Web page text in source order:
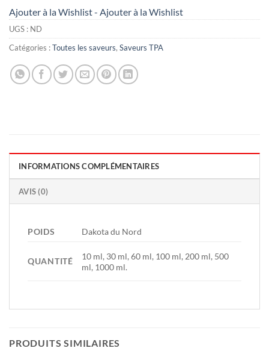
Ajouter à la Wishlist - Ajouter à la Wishlist
UGS : ND
Catégories :Toutes les saveurs, Saveurs TPA
INFORMATIONS COMPLÉMENTAIRES
AVIS (0)
POIDS Dakota du Nord
QUANTITÉ
10 ml, 30 ml, 60 ml, 100 ml, 200 ml, 500
ml, 1000 ml.
PRODUITS SIMILAIRES